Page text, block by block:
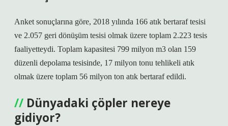
Anket sonuçlarına göre, 2018 yılında 166 atık bertaraf tesisi
ve 2.057 geri dönüşüm tesisi olmak üzere toplam 2.223 tesis
faaliyetteydi. Toplam kapasitesi 799 milyon m3 olan 159
düzenli depolama tesisinde, 17 milyon tonu tehlikeli atık
olmak üzere toplam 56 milyon ton atık bertaraf edildi.
Dünyadaki çöpler nereye
gidiyor?